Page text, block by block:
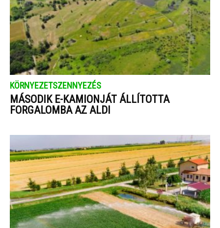
KÖRNYEZETSZENNYEZÉS
MÁSODIK E-KAMIONJÁT ÁLLÍTOTTA
FORGALOMBA AZ ALDI